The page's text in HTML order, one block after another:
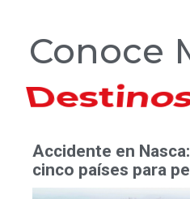
Conoce
Hoteles
Accidente en
cinco países para